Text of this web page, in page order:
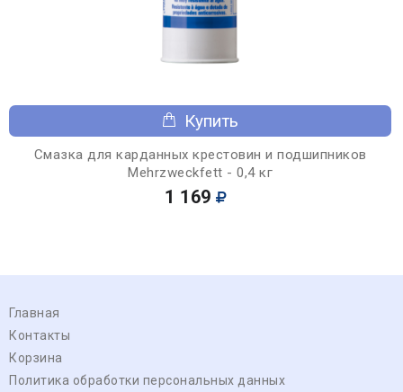
Купить
Смазка для карданных крестовин и подшипников
Mehrzweckfett - 0,4 кг
1 169
Главная
Контакты
Корзина
Политика обработки персональных данных